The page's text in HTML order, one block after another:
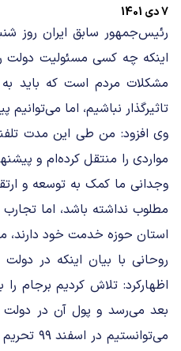
7 دی 1401
رئیس‌جمهور سابق ایران روز
اینکه چه کسی مسئولیت دولت
مشکلات مردم است که باید
تاثیرگذار نباشیم، اما
وی افزود: من طی این مدت
مواردی را منتقل کرده‌ام و
وجدانی ما کمک به توسعه و
مطلوب نداشته باشد، اما
استان حوزه خدمت خود دارند،
روحانی با بیان اینکه در
اظهارکرد: تلاش کردیم برجام
بعد می‌رسد و پول آن در دولت